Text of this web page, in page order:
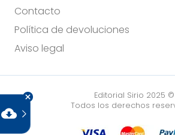
cloud_download
Contacto
Política de devoluciones
Aviso legal
Editorial Sirio 2025 ©
Todos los derechos